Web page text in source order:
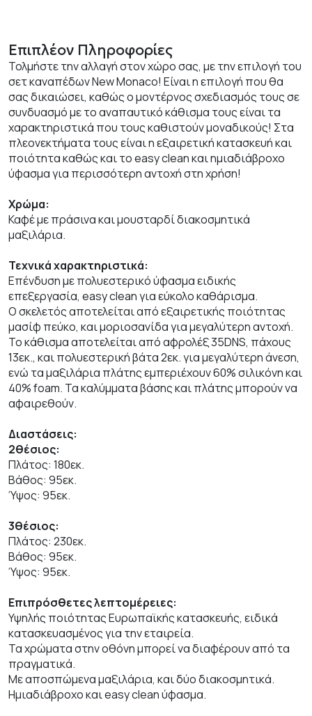
Επιπλέον Πληροφορίες
Τολμήστε την αλλαγή στον χώρο σας, με την επιλογή του
σετ καναπέδων New Monaco! Είναι η επιλογή που θα
σας δικαιώσει, καθώς ο μοντέρνος σχεδιασμός τους σε
συνδυασμό με το αναπαυτικό κάθισμα τους είναι τα
χαρακτηριστικά που τους καθιστούν μοναδικούς! Στα
πλεονεκτήματα τους είναι η εξαιρετική κατασκευή και
ποιότητα καθώς και το easy clean και ημιαδιάβροχο
ύφασμα για περισσότερη αντοχή στη χρήση!
Χρώμα:
Καφέ με πράσινα και μουσταρδί διακοσμητικά
μαξιλάρια.
Τεχνικά χαρακτηριστικά:
Επένδυση με πολυεστερικό ύφασμα ειδικής
επεξεργασία, easy clean για εύκολο καθάρισμα.
Ο σκελετός αποτελείται από εξαιρετικής ποιότητας
μασίφ πεύκο, και μοριοσανίδα για μεγαλύτερη αντοχή.
Το κάθισμα αποτελείται από αφρολέξ 35DNS, πάχους
13εκ., και πολυεστερική βάτα 2εκ. για μεγαλύτερη άνεση,
ενώ τα μαξιλάρια πλάτης εμπεριέχουν 60% σιλικόνη και
40% foam. Τα καλύμματα βάσης και πλάτης μπορούν να
αφαιρεθούν.
Διαστάσεις:
2θέσιος:
Πλάτος: 180εκ.
Βάθος: 95εκ.
Ύψος: 95εκ.
3θέσιος:
Πλάτος: 230εκ.
Βάθος: 95εκ.
Ύψος: 95εκ.
Επιπρόσθετες λεπτομέρειες:
Υψηλής ποιότητας Ευρωπαϊκής κατασκευής, ειδικά
κατασκευασμένος για την εταιρεία.
Τα χρώματα στην οθόνη μπορεί να διαφέρουν από τα
πραγματικά.
Με αποσπώμενα μαξιλάρια, και δύο διακοσμητικά.
Ημιαδιάβροχο και easy clean ύφασμα.